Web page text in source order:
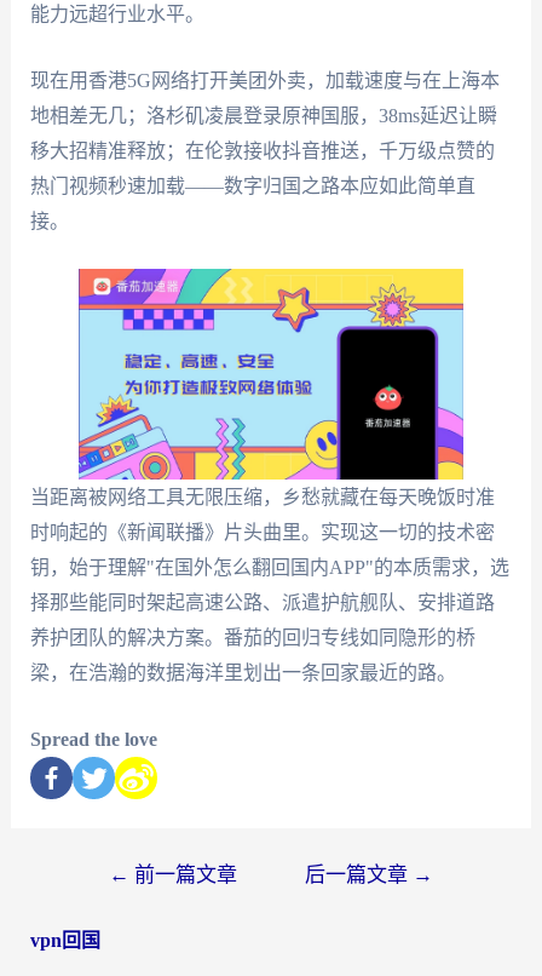
能力远超行业水平。
现在用香港5G网络打开美团外卖，加载速度与在上海本
地相差无几；洛杉矶凌晨登录原神国服，38ms延迟让瞬
移大招精准释放；在伦敦接收抖音推送，千万级点赞的
热门视频秒速加载——数字归国之路本应如此简单直
接。
当距离被网络工具无限压缩，乡愁就藏在每天晚饭时准
时响起的《新闻联播》片头曲里。实现这一切的技术密
钥，始于理解"在国外怎么翻回国内APP"的本质需求，选
择那些能同时架起高速公路、派遣护航舰队、安排道路
养护团队的解决方案。番茄的回归专线如同隐形的桥
梁，在浩瀚的数据海洋里划出一条回家最近的路。
Spread the love
← 前一篇文章 后一篇文章 →
vpn回国